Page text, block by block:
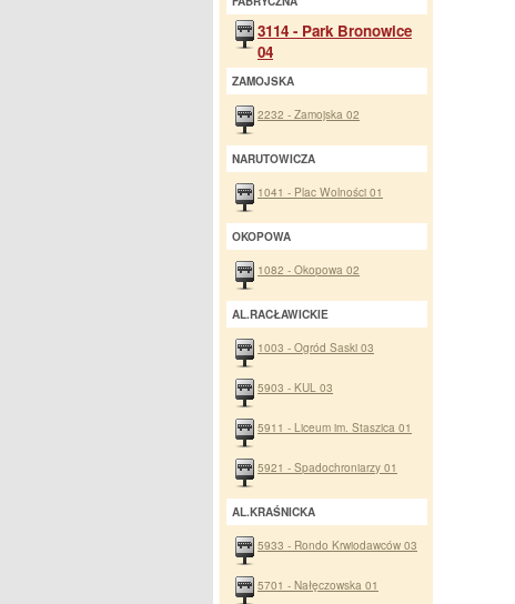
3114 - Park Bronowice
04
ZAMOJSKA
2232 - Zamojska 02
NARUTOWICZA
1041 - Plac Wolności 01
OKOPOWA
1082 - Okopowa 02
AL.RACŁAWICKIE
1003 - Ogród Saski 03
5903 - KUL 03
5911 - Liceum im. Staszica 01
5921 - Spadochroniarzy 01
AL.KRAŚNICKA
5933 - Rondo Krwiodawców 03
5701 - Nałęczowska 01